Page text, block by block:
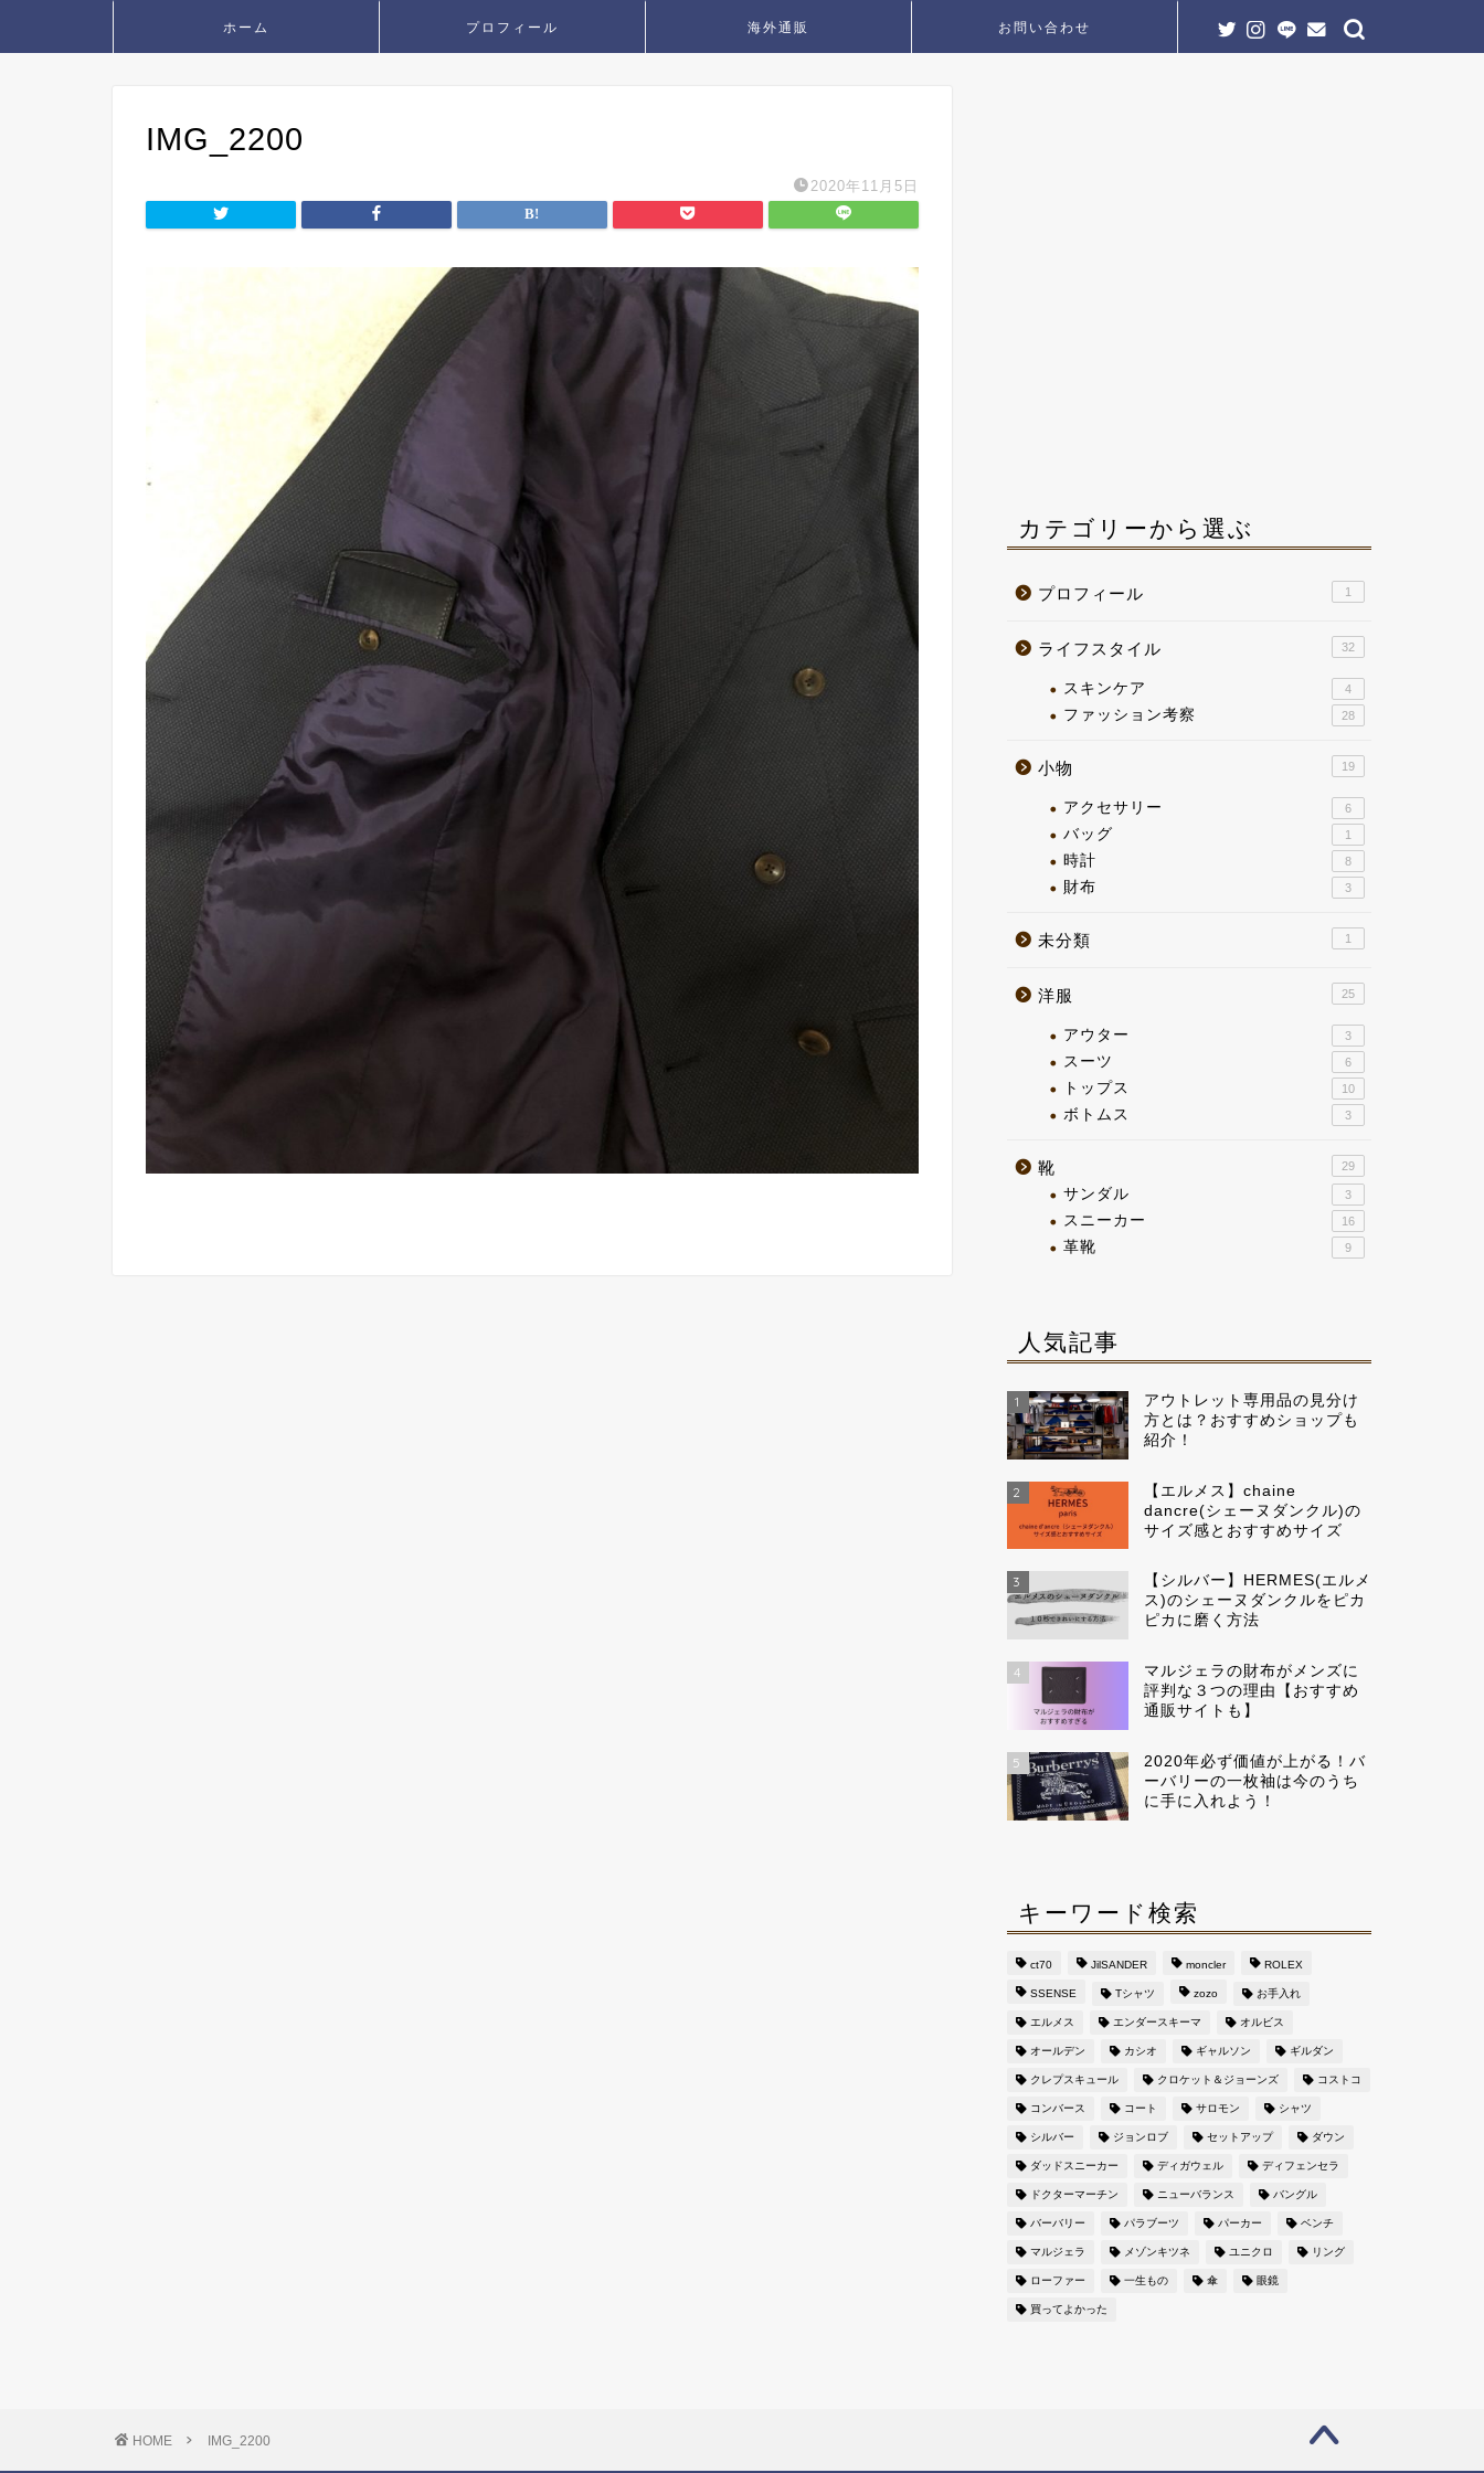
ホーム プロフィール 海外通販 お問い合わせ
IMG_2200
2020年11月5日
カテゴリーから選ぶ
プロフィール 1
ライフスタイル 32
スキンケア 4
ファッション考察 28
小物 19
アクセサリー 6
バッグ 1
時計 8
財布 3
未分類 1
洋服 25
アウター 3
スーツ 6
トップス 10
ボトムス 3
靴 29
サンダル 3
スニーカー 16
革靴 9
人気記事
1
アウトレット専用品の見分け
方とは？おすすめショップも
紹介！
2
【エルメス】chaine
dancre(シェーヌダンクル)の
サイズ感とおすすめサイズ
3
【シルバー】HERMES(エルメ
ス)のシェーヌダンクルをピカ
ピカに磨く方法
4
マルジェラの財布がメンズに
評判な３つの理由【おすすめ
通販サイトも】
5
2020年必ず価値が上がる！バ
ーバリーの一枚袖は今のうち
に手に入れよう！
キーワード検索
ct70 JilSANDER moncler ROLEX
SSENSE Tシャツ zozo お手入れ
エルメス エンダースキーマ オルビス
オールデン カシオ ギャルソン ギルダン
クレプスキュール クロケット＆ジョーンズ コストコ
コンバース コート サロモン シャツ
シルバー ジョンロブ セットアップ ダウン
ダッドスニーカー ディガウェル ディフェンセラ
ドクターマーチン ニューバランス バングル
バーバリー パラブーツ パーカー ベンチ
マルジェラ メゾンキツネ ユニクロ リング
ローファー 一生もの 傘 眼鏡
買ってよかった
HOME IMG_2200